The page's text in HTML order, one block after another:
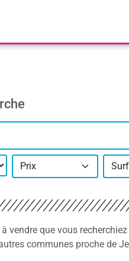
Prix
vendre que vous
communes proche de